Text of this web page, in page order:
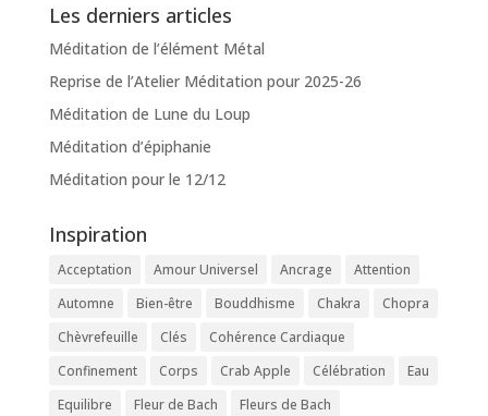
Les derniers articles
Méditation de l’élément Métal
Reprise de l’Atelier Méditation pour 2025-26
Méditation de Lune du Loup
Méditation d’épiphanie
Méditation pour le 12/12
Inspiration
Acceptation Amour Universel Ancrage
Attention
Automne
Bien-être Bouddhisme Chakra
Chopra
Chèvrefeuille
Clés
Cohérence Cardiaque
Confinement
Corps Crab Apple Célébration
Eau
Equilibre
Fleur de Bach
Fleurs de Bach